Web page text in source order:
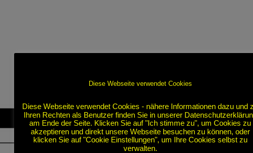
Diese Webseite verwendet Cookies
Diese Webseite verwendet Cookies - nähere Informationen dazu und
Ihren Rechten als Benutzer finden Sie in unserer
am Ende der Seite. Klicken Sie auf "Ich stimme zu", um Cookies zu
akzeptieren und direkt unsere Webseite besuchen zu können, oder
klicken Sie auf "Cookie Einstellungen", um Ihre Cookies selbst zu
verwalten.